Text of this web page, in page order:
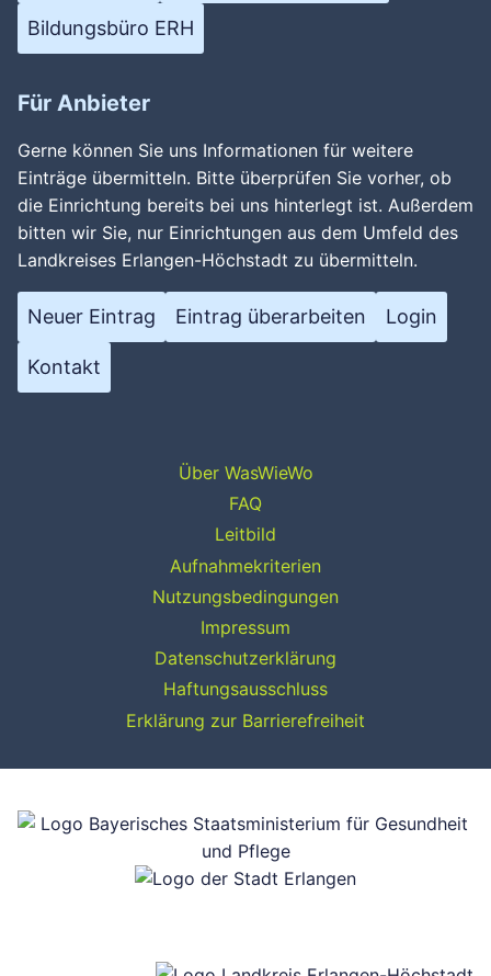
Bildungsbüro ERH
Für Anbieter
Gerne können Sie uns Informationen für weitere
Einträge übermitteln. Bitte überprüfen Sie vorher, ob
die Einrichtung bereits bei uns hinterlegt ist. Außerdem
bitten wir Sie, nur Einrichtungen aus dem Umfeld des
Landkreises Erlangen-Höchstadt zu übermitteln.
Neuer Eintrag Eintrag überarbeiten Login
Kontakt
Über WasWieWo
FAQ
Leitbild
Aufnahmekriterien
Nutzungsbedingungen
Impressum
Datenschutzerklärung
Haftungsausschluss
Erklärung zur Barrierefreiheit